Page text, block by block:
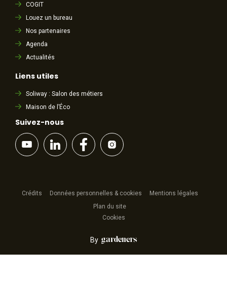
COGIT
Louez un bureau
Nos partenaires
Agenda
Actualités
Liens utiles
Soliway : Salon des métiers
Maison de l’Éco
Suivez-nous
Crédits Données personnelles & cookies
Mentions légales
Plan du site
Cookies
By